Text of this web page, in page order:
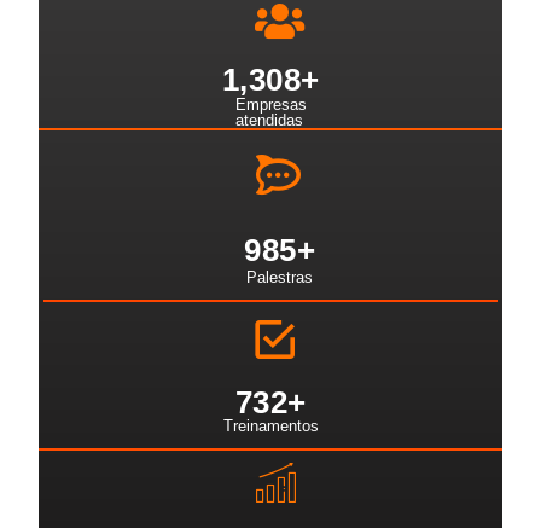
Empresas
atendidas
1,308+
Palestras
985+
Treinamentos
732+